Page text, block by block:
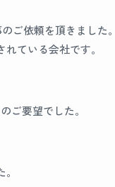
ご依頼を頂きました。
ている会社です。
ご要望でした。